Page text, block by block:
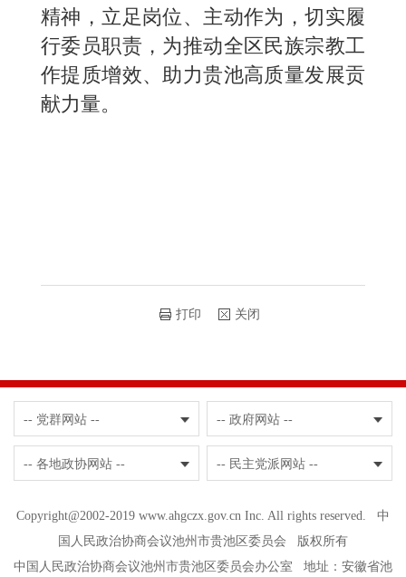
精神，立足岗位、主动作为，切实履
行委员职责，为推动全区民族宗教工
作提质增效、助力贵池高质量发展贡
献力量。
打印 关闭
-- 党群网站 -- -- 政府网站 --
-- 各地政协网站 -- -- 民主党派网站 --
Copyright@2002-2019 www.ahgczx.gov.cn Inc. All rights reserved. 中
国人民政治协商会议池州市贵池区委员会 版权所有
中国人民政治协商会议池州市贵池区委员会办公室 地址：安徽省池